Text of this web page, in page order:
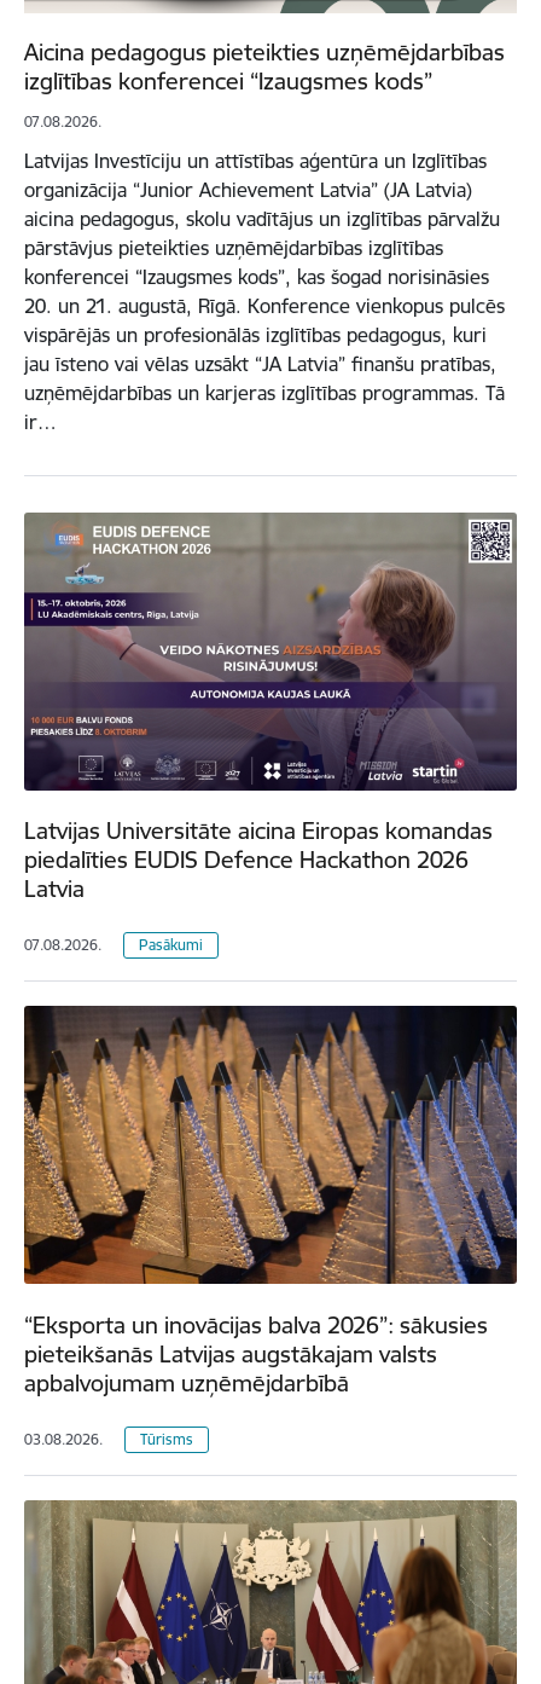
Aicina pedagogus pieteikties uzņēmējdarbības
izglītības konferencei “Izaugsmes kods”
07.08.2026.
Latvijas Investīciju un attīstības aģentūra un Izglītības
organizācija “Junior Achievement Latvia” (JA Latvia)
aicina pedagogus, skolu vadītājus un izglītības pārvalžu
pārstāvjus pieteikties uzņēmējdarbības izglītības
konferencei “Izaugsmes kods”, kas šogad norisināsies
20. un 21. augustā, Rīgā. Konference vienkopus pulcēs
vispārējās un profesionālās izglītības pedagogus, kuri
jau īsteno vai vēlas uzsākt “JA Latvia” finanšu pratības,
uzņēmējdarbības un karjeras izglītības programmas. Tā
ir…
Latvijas Universitāte aicina Eiropas komandas
piedalīties EUDIS Defence Hackathon 2026
Latvia
07.08.2026. Pasākumi
“Eksporta un inovācijas balva 2026”: sākusies
pieteikšanās Latvijas augstākajam valsts
apbalvojumam uzņēmējdarbībā
03.08.2026. Tūrisms